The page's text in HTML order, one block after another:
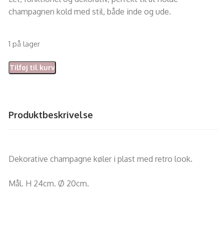
champagnen kold med stil, både inde og ude.
1 på lager
Tilføj til kurv
Produktbeskrivelse
Dekorative champagne køler i plast med retro look.
Mål. H 24cm. Ø 20cm.